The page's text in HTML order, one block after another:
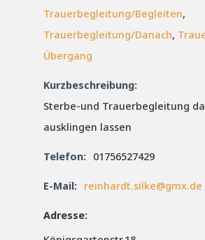
Trauerbegleitung/Begleiten,
Trauerbegleitung/Danach,
Übergang
Kurzbeschreibung:
Sterbe-und Trauerbegleitung
ausklingen lassen
Telefon: 01756527429
E-Mail: reinhardt.silke@gmx.de
Adresse: